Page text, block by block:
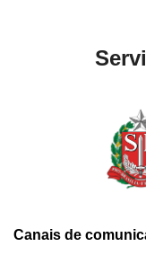
Canais de